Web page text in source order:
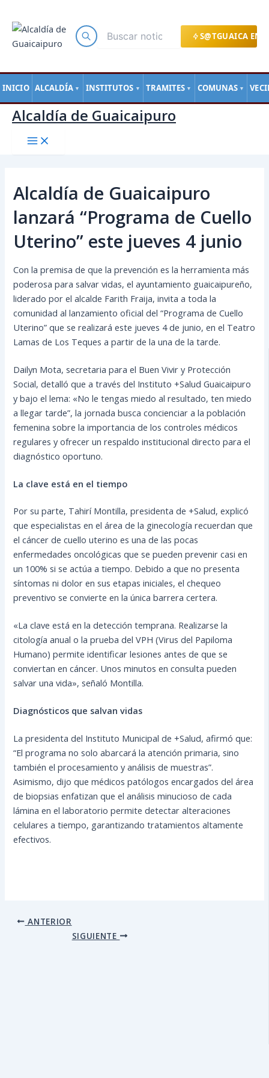
S@TGUAICA EN
INICIO ALCALDÍA ▼ INSTITUTOS ▼ TRAMITES ▼ COMUNAS ▼
contenido
Alcaldía de Guaicaipuro
Alcaldía de Guaicaipuro
lanzará “Programa de Cuello
Uterino” este jueves 4 junio
Con la premisa de que la prevención es la herramienta más
poderosa para salvar vidas, el ayuntamiento guaicaipureño,
liderado por el alcalde Farith Fraija, invita a toda la
comunidad al lanzamiento oficial del “Programa de Cuello
Uterino” que se realizará este jueves 4 de junio, en el Teatro
Lamas de Los Teques a partir de la una de la tarde.
Dailyn Mota, secretaria para el Buen Vivir y Protección
Social, detalló que a través del Instituto +Salud Guaicaipuro
y bajo el lema: «No le tengas miedo al resultado, ten miedo
a llegar tarde”, la jornada busca concienciar a la población
femenina sobre la importancia de los controles médicos
regulares y ofrecer un respaldo institucional directo para el
diagnóstico oportuno.
La clave está en el tiempo
Por su parte, Tahirí Montilla, presidenta de +Salud, explicó
que especialistas en el área de la ginecología recuerdan que
el cáncer de cuello uterino es una de las pocas
enfermedades oncológicas que se pueden prevenir casi en
un 100% si se actúa a tiempo. Debido a que no presenta
síntomas ni dolor en sus etapas iniciales, el chequeo
preventivo se convierte en la única barrera certera.
«La clave está en la detección temprana. Realizarse la
citología anual o la prueba del VPH (Virus del Papiloma
Humano) permite identificar lesiones antes de que se
conviertan en cáncer. Unos minutos en consulta pueden
salvar una vida», señaló Montilla.
Diagnósticos que salvan vidas
La presidenta del Instituto Municipal de +Salud, afirmó que:
“El programa no solo abarcará la atención primaria, sino
también el procesamiento y análisis de muestras”.
Asimismo, dijo que médicos patólogos encargados del área
de biopsias enfatizan que el análisis minucioso de cada
lámina en el laboratorio permite detectar alteraciones
celulares a tiempo, garantizando tratamientos altamente
efectivos.
de
entradas
ANTERIOR
SIGUIENTE